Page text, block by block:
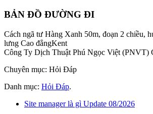
BẢN ĐỒ ĐƯỜNG ĐI
Cách ngã tư Hàng Xanh 50m, đoạn 2 chiều,
lưng Cao đẳngKent
Công Ty Dịch Thuật Phú Ngọc Việt (PNVT)
Chuyên mục: Hỏi Đáp
Danh mục: Hỏi Đáp.
Site manager là gì Update 08/2026